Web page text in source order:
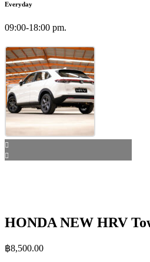
Everyday
09:00-18:00 pm.
HONDA NEW HRV
฿8,500.00